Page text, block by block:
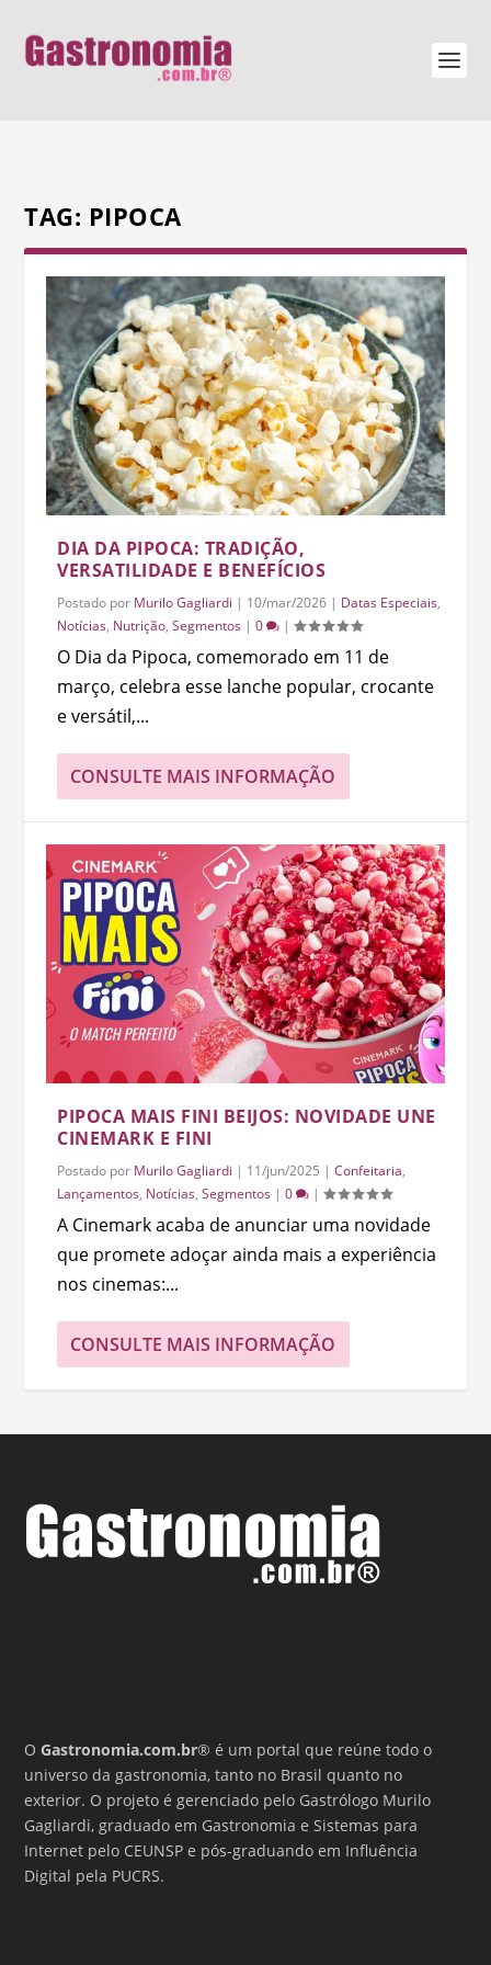
TAG: PIPOCA
DIA DA PIPOCA: TRADIÇÃO,
VERSATILIDADE E BENEFÍCIOS
Postado por Murilo Gagliardi | 10/mar/2026 | Datas Especiais,
Notícias, Nutrição,Segmentos |0 |
O Dia da Pipoca, comemorado em 11 de
março, celebra esse lanche popular, crocante
e versátil,...
CONSULTE MAIS INFORMAÇÃO
PIPOCA MAIS FINI BEIJOS: NOVIDADE UNE
CINEMARK E FINI
Postado por Murilo Gagliardi | 11/jun/2025 |Confeitaria,
Lançamentos, Notícias,Segmentos |0 |
A Cinemark acaba de anunciar uma novidade
que promete adoçar ainda mais a experiência
nos cinemas:...
CONSULTE MAIS INFORMAÇÃO
OGastronomia.com.br® é um portal que reúne todo o
universo da gastronomia, tanto no Brasil quanto no
exterior. O projeto é gerenciado pelo Gastrólogo Murilo
Gagliardi, graduado em Gastronomia e Sistemas para
Internet pelo CEUNSP e pós-graduando em Influência
Digital pela PUCRS.